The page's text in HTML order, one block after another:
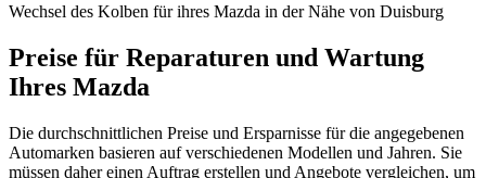
Wechsel des Kolben für ihres Mazda in der Nähe von Duisburg
Preise für Reparaturen und Wartung
Ihres Mazda
Die durchschnittlichen Preise und Ersparnisse für die angegebenen
Automarken basieren auf verschiedenen Modellen und Jahren. Sie
müssen daher einen Auftrag erstellen und Angebote vergleichen, um